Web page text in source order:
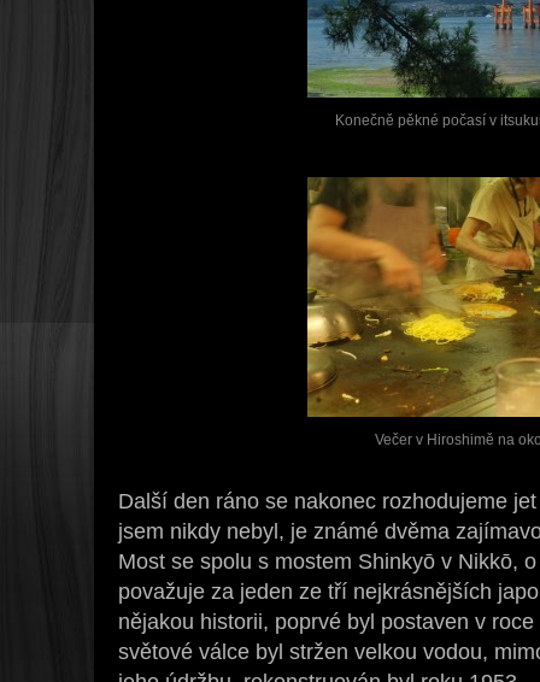
Konečně pěkné počasí v
Večer v Hiroshimě na
Další den ráno se nakonec rozhodujeme
jsem nikdy nebyl, je známé dvěma
Most se spolu s mostem Shinkyō v Nikkō,
považuje za jeden ze tří nejkrásnějších
nějakou historii, poprvé byl postaven v
světové válce byl stržen velkou vodou,